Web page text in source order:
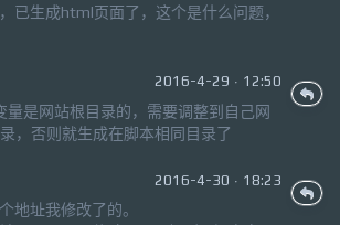
已生成html页面了，这个是什么问题，
2016-4-29 · 12:50
量是网站根目录的，需要调整到自己网
，否则就生成在脚本相同目录了
2016-4-30 · 18:23
地址我修改了的。